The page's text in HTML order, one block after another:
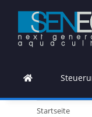
Startseite